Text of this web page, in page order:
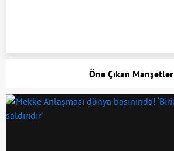
Öne Çıkan Manşetler